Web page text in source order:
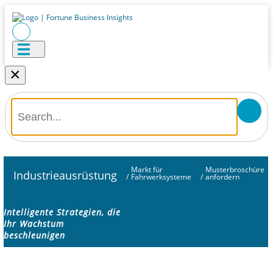
×
Industrieausrüstung /
Markt für
Fahrwerksysteme /
Musterbroschüre
anfordern
Intelligente Strategien, die
Ihr Wachstum
beschleunigen